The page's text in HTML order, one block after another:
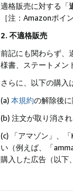
適格販売に対する「
［注：Amazonポイ
2. 不適格販売
前記にも関わらず、
様書、ステートメン
さらに、以下の購入
(a) 本規約の解除後に
(b) 注文が取り消さ
(c) 「アマゾン」、
い（例えば、「
購入した広告（以下